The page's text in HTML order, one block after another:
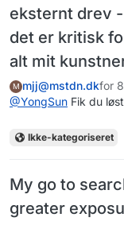
eksternt drev
det er kritisk
alt mit
M mjj@mstdn.dkfor
@YongSun Fik du
Ikke-kategoriseret
My go to
greater